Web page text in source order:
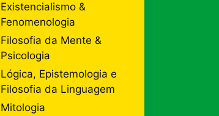
Existencialismo &
Fenomenologia
Filosofia da Mente &
Psicologia
Lógica, Epistemologia e
Filosofia da Linguagem
Mitologia